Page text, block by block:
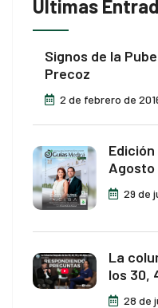
Últimas
Signos de la
Precoz
2 de febrero de
Edición
Agosto
29 de
La
los 30,
28 de